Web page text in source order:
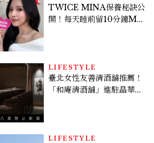
TWICE MINA保養秘訣公
開！每天睡前留10分鐘ME
LIFESTYLE
臺北女性友善清酒舖推薦！
「和庵清酒舖」進駐晶華酒
LIFESTYLE